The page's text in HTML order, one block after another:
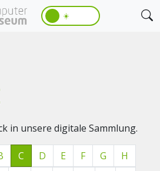
☀️
in unsere digitale Sammlung.
C D E F G
H